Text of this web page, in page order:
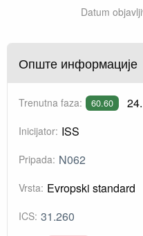
Datum
Опште информације
Trenutna faza: 60.60
Inicijator: ISS
Pripada: N062
Vrsta: Evropski standard
ICS: 31.260